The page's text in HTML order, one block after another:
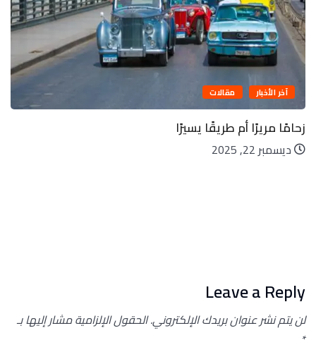
آخر الأخبار مقالات
زحامًا مريرًا أم طريقًا يسيرًا
ديسمبر 22, 2025
Leave a Reply
لن يتم نشر عنوان بريدك الإلكتروني.الحقول الإلزامية مشار إليها بـ
*